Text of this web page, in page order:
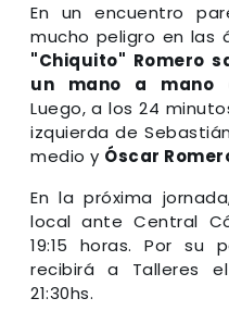
En un encuentro
mucho peligro en las
"Chiquito" Romero
un mano a mano
Luego, a los 24
izquierda de
medio y Óscar
En la próxima
local ante Central
19:15 horas. Por su
recibirá a Talleres
21:30hs.